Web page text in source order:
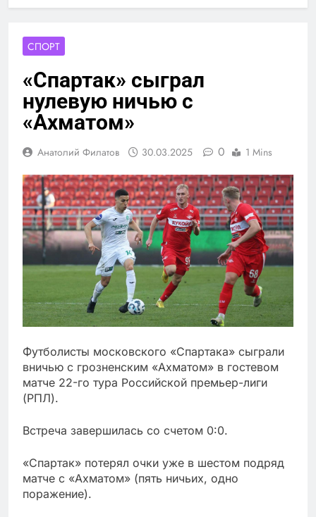
СПОРТ
«Спартак» сыграл
нулевую ничью с
«Ахматом»
Анатолий Филатов 30.03.2025 0 1 Mins
Футболисты московского «Спартака» сыграли
вничью с грозненским «Ахматом» в гостевом
матче 22-го тура Российской премьер-лиги
(РПЛ).
Встреча завершилась со счетом 0:0.
«Спартак» потерял очки уже в шестом подряд
матче с «Ахматом» (пять ничьих, одно
поражение).